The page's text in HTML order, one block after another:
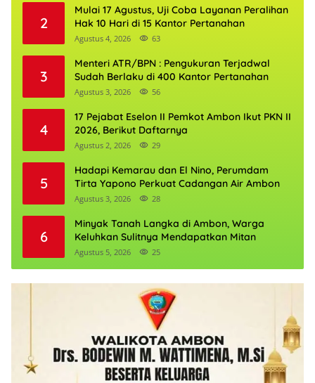
2
Mulai 17 Agustus, Uji Coba Layanan Peralihan
Hak 10 Hari di 15 Kantor Pertanahan
Agustus 4, 2026 63
3
Menteri ATR/BPN : Pengukuran Terjadwal
Sudah Berlaku di 400 Kantor Pertanahan
Agustus 3, 2026 56
4
17 Pejabat Eselon II Pemkot Ambon Ikut PKN II
2026, Berikut Daftarnya
Agustus 2, 2026 29
5
Hadapi Kemarau dan El Nino, Perumdam
Tirta Yapono Perkuat Cadangan Air Ambon
Agustus 3, 2026 28
6
Minyak Tanah Langka di Ambon, Warga
Keluhkan Sulitnya Mendapatkan Mitan
Agustus 5, 2026 25